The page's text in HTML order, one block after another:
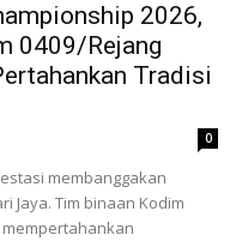
2026,
0409/Rejang
Tradisi
0
membanggakan
Jaya. Tim binaan Kodim